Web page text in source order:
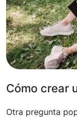
Cómo crear
Otra pregunta